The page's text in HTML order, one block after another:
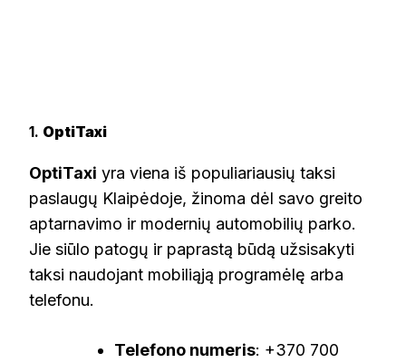
1. OptiTaxi
OptiTaxi yra viena iš populiariausių taksi
paslaugų Klaipėdoje, žinoma dėl savo greito
aptarnavimo ir modernių automobilių parko.
Jie siūlo patogų ir paprastą būdą užsisakyti
taksi naudojant mobiliąją programėlę arba
telefonu.
Telefono numeris: +370 700